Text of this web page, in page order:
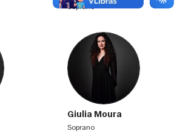
soprano
Giulia Moura
soprano